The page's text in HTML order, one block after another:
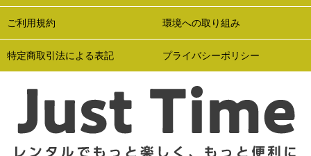
ご利用規約 環境への取り組み
特定商取引法による表記 プライバシーポリシー